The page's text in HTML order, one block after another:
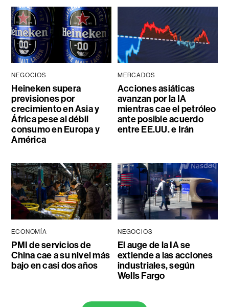
NEGOCIOS
Heineken supera
previsiones por
crecimiento en Asia y
África pese al débil
consumo en Europa y
América
MERCADOS
Acciones asiáticas
avanzan por la IA
mientras cae el petróleo
ante posible acuerdo
entre EE.UU. e Irán
ECONOMÍA
PMI de servicios de
China cae a su nivel más
bajo en casi dos años
NEGOCIOS
El auge de la IA se
extiende a las acciones
industriales, según
Wells Fargo